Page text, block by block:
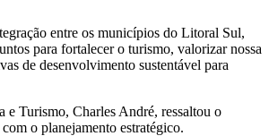
entre os municípios do Litoral Sul,
para fortalecer o turismo, valorizar nossa
de desenvolvimento sustentável para
e Turismo, Charles André, ressaltou o
o planejamento estratégico.